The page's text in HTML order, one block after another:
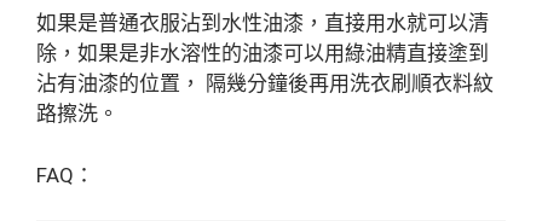
如果是普通衣服沾到水性油漆，直接用水就可以清
除，如果是非水溶性的油漆可以用綠油精直接塗到
沾有油漆的位置， 隔幾分鐘後再用洗衣刷順衣料紋
路擦洗。
FAQ：